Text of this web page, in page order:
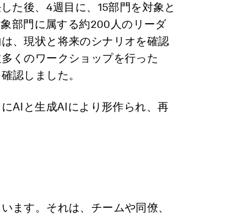
た後、4週目に、15部門を対象と
部門に属する約200人のリーダ
、現状と将来のシナリオを確認
くのワークショップを行った
認しました。
AIと生成AIにより形作られ、再
ます。それは、チームや同僚、